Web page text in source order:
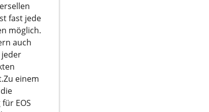
fast jede
möglich.
auch
jeder
Zu einem
EOS